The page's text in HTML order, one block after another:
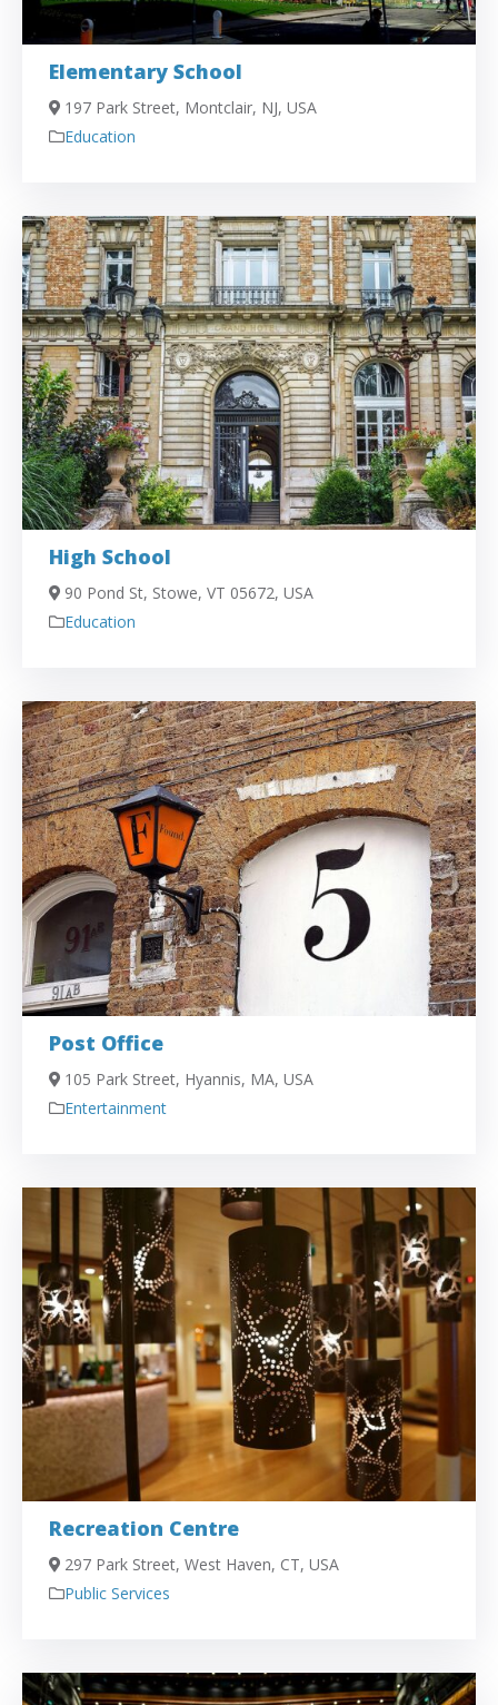
Elementary School
197 Park Street, Montclair, NJ, USA
Education
High School
90 Pond St, Stowe, VT 05672, USA
Education
Post Office
105 Park Street, Hyannis, MA, USA
Entertainment
Recreation Centre
297 Park Street, West Haven, CT, USA
Public Services